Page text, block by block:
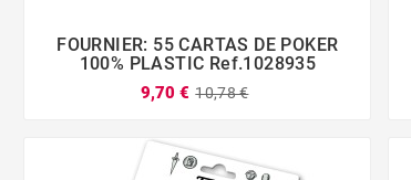
   
FOURNIER: 55 CARTAS DE POKER
100% PLASTIC Ref.1028935
9,70 € 10,78 €